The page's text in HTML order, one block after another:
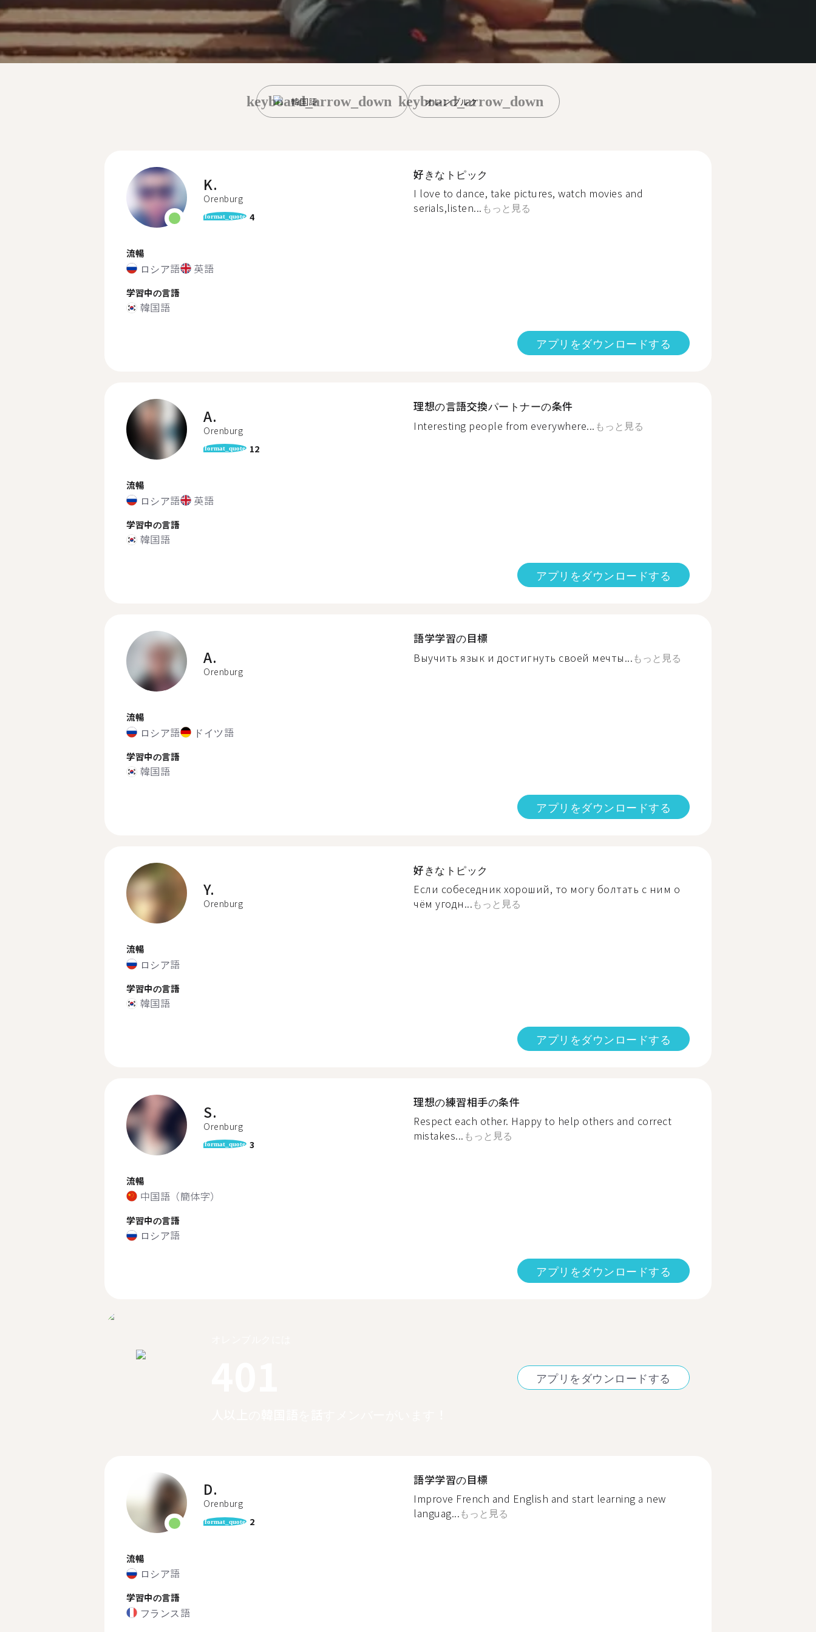
韓国語
keyboard_arrow_down オレンブルク
keyboard_arrow_down
K.
Orenburg
format_quote 4
流暢
ロシア語 英語
学習中の言語
韓国語
好きなトピック
I love to dance, take pictures, watch movies and
serials,listen... もっと見る
アプリをダウンロードする
A.
Orenburg
format_quote 12
流暢
ロシア語 英語
学習中の言語
韓国語
理想の言語交換パートナーの条件
Interesting people from everywhere... もっと見る
アプリをダウンロードする
A.
Orenburg
流暢
ロシア語 ドイツ語
学習中の言語
韓国語
語学学習の目標
Выучить язык и достигнуть своей мечты...もっと見る
アプリをダウンロードする
Y.
Orenburg
流暢
ロシア語
学習中の言語
韓国語
好きなトピック
Если собеседник хороший, то могу болтать с ним о
чём угодн...もっと見る
アプリをダウンロードする
S.
Orenburg
format_quote 3
流暢
中国語（簡体字）
学習中の言語
ロシア語
理想の練習相手の条件
Respect each other. Happy to help others and correct
mistakes... もっと見る
アプリをダウンロードする
アプリをダウンロードする
D.
Orenburg
format_quote 2
流暢
ロシア語
学習中の言語
フランス語
語学学習の目標
Improve French and English and start learning a new
languag...もっと見る